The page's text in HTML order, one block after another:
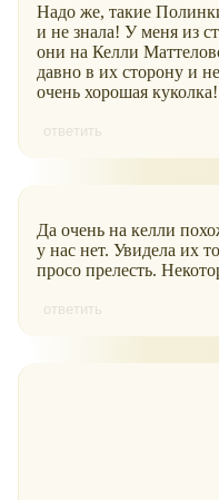
Надо же, такие
и не знала! У меня из
они на Келли
давно в их сторону и
очень хорошая
ответить
Да очень на келли
у нас нет. Увидела их
просо прелесть.
ответить